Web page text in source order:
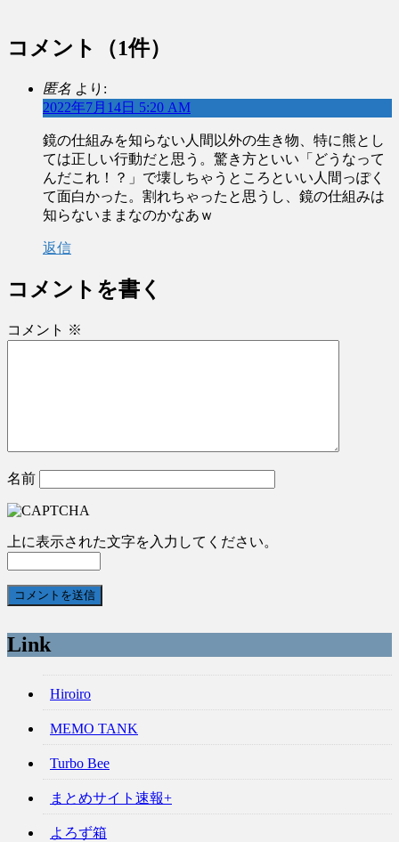
コメント （1件）
匿名 より:
2022年7月14日 5:20 AM
鏡の仕組みを知らない人間以外の生き物、特に熊とし
ては正しい行動だと思う。驚き方といい「どうなって
んだこれ！？」で壊しちゃうところといい人間っぽく
て面白かった。割れちゃったと思うし、鏡の仕組みは
知らないままなのかなあｗ
返信
コメントを書く
コメント ※
名前
上に表示された文字を入力してください。
Link
Hiroiro
MEMO TANK
Turbo Bee
まとめサイト速報+
よろず箱